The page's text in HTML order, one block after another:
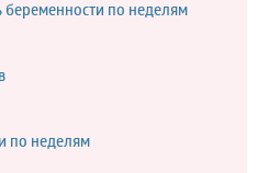
беременности по неделям
по неделям